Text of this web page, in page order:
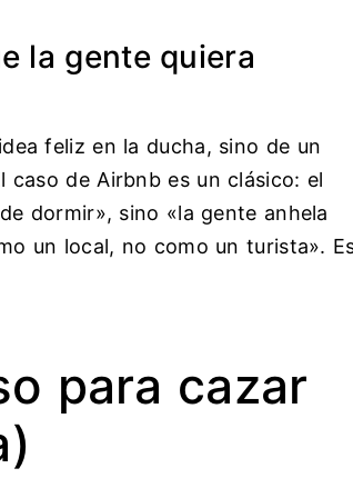
la gente quiera
feliz en la ducha, sino de un
de Airbnb es un clásico: el
dormir», sino «la gente anhela
un local, no como un turista».
para cazar